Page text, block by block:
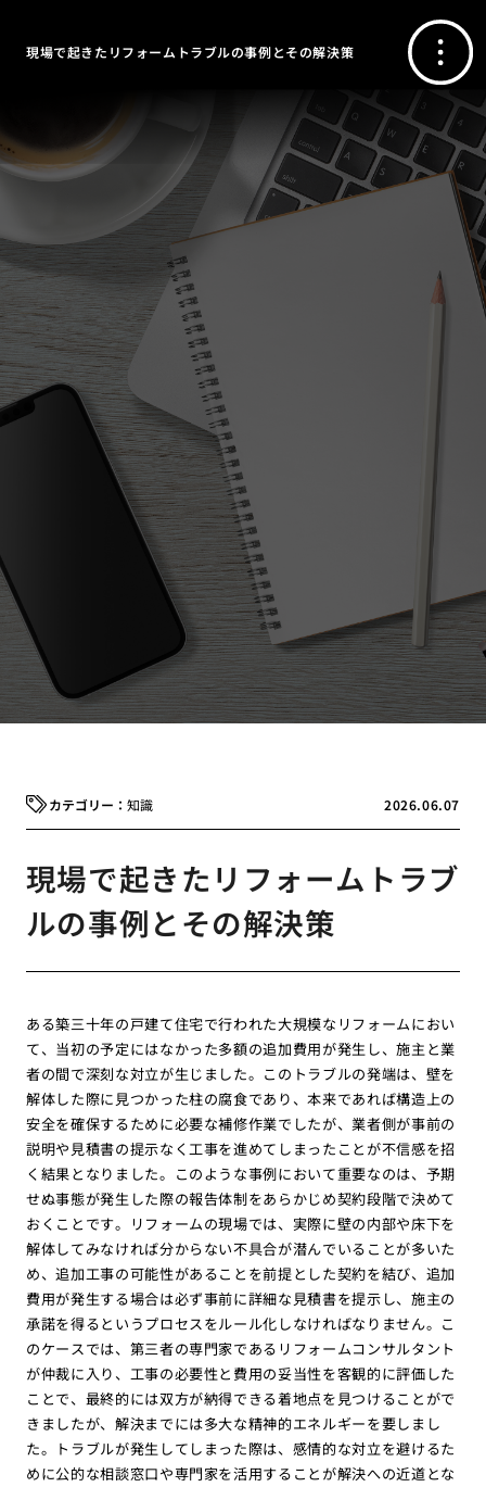
現場で起きたリフォームトラブルの事例とその解決策
2026.06.07
知識
現場で起きたリフォームトラブ
ルの事例とその解決策
ある築三十年の戸建て住宅で行われた大規模なリフォームにおい
て、当初の予定にはなかった多額の追加費用が発生し、施主と業
者の間で深刻な対立が生じました。このトラブルの発端は、壁を
解体した際に見つかった柱の腐食であり、本来であれば構造上の
安全を確保するために必要な補修作業でしたが、業者側が事前の
説明や見積書の提示なく工事を進めてしまったことが不信感を招
く結果となりました。このような事例において重要なのは、予期
せぬ事態が発生した際の報告体制をあらかじめ契約段階で決めて
おくことです。リフォームの現場では、実際に壁の内部や床下を
解体してみなければ分からない不具合が潜んでいることが多いた
め、追加工事の可能性があることを前提とした契約を結び、追加
費用が発生する場合は必ず事前に詳細な見積書を提示し、施主の
承諾を得るというプロセスをルール化しなければなりません。こ
のケースでは、第三者の専門家であるリフォームコンサルタント
が仲裁に入り、工事の必要性と費用の妥当性を客観的に評価した
ことで、最終的には双方が納得できる着地点を見つけることがで
きましたが、解決までには多大な精神的エネルギーを要しまし
た。トラブルが発生してしまった際は、感情的な対立を避けるた
めに公的な相談窓口や専門家を活用することが解決への近道とな